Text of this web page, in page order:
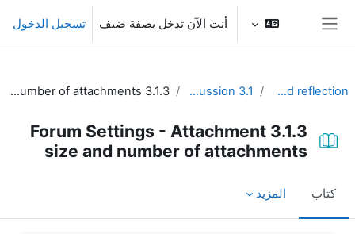
تخطى إلى المحتوى الرئيسي
أنت الآن تدخل بصفة ضيف تسجيل الدخول
Unit 3 - Dialogue and reflection
3.1 Organize open discussion
3.1.3 Forum Settings - Attachment size and number of attachments
3.1.3 Forum Settings - Attachment
size and number of attachments
كتاب المزيد